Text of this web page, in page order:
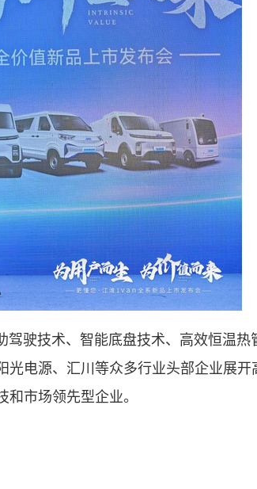
驶技术、智能底盘技术、高效恒温热
电源、汇川等众多行业头部企业展
市场领先型企业。